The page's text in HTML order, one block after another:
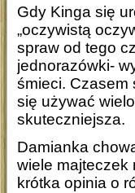
Gdy Kinga się
„oczywistą
spraw od tego
jednorazówki-
śmieci. Czasem
się używać
skuteczniejsza.
Damianka
wiele majteczek
krótka opinia o